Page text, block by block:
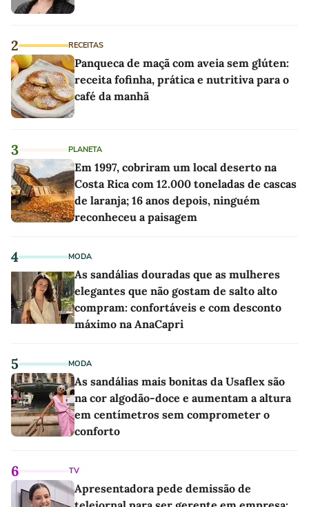
2 RECEITAS
Panqueca de maçã com aveia sem glúten:
receita fofinha, prática e nutritiva para o
café da manhã
3 PLANETA
Em 1997, cobriram um local deserto na
Costa Rica com 12.000 toneladas de cascas
de laranja; 16 anos depois, ninguém
reconheceu a paisagem
4 MODA
As sandálias douradas que as mulheres
elegantes que não gostam de salto alto
compram: confortáveis e com desconto
máximo na AnaCapri
5 MODA
As sandálias mais bonitas da Usaflex são
na cor algodão-doce e aumentam a altura
em centímetros sem comprometer o
conforto
6 TV
Apresentadora pede demissão de